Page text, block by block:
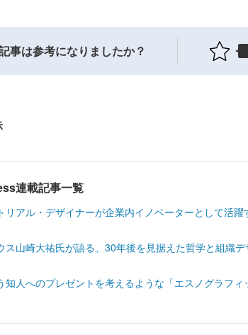
事は参考になりましたか？
連載記事一覧
リアル・デザイナーが企業内イノベーターとして活
ス山崎大祐氏が語る、30年後を見据えた哲学と組織
知人へのプレゼントを考えるような「エスノグラフ